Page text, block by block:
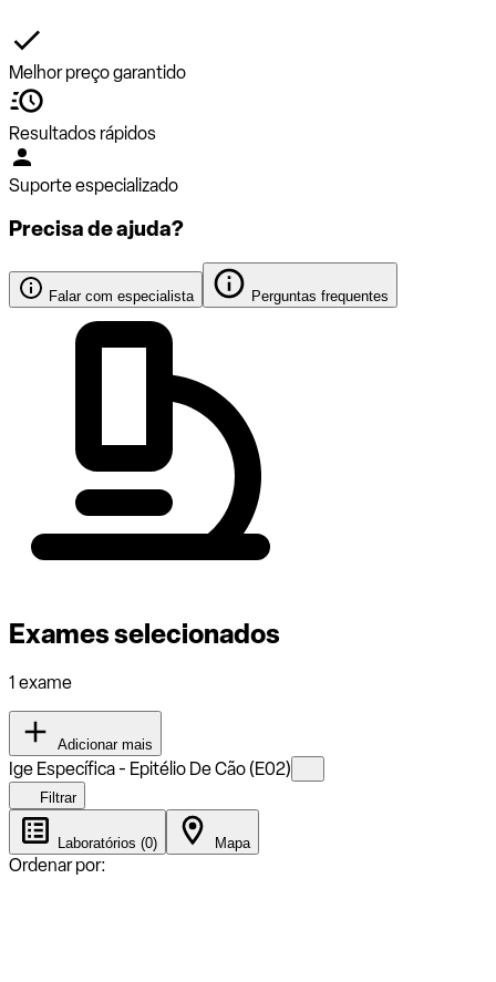
Melhor preço garantido
Resultados rápidos
Suporte especializado
Precisa de ajuda?
Falar com especialista Perguntas frequentes
Exames selecionados
1 exame
Adicionar mais
Ige Específica - Epitélio De Cão (E02)
Filtrar
Laboratórios (0) Mapa
Ordenar por: